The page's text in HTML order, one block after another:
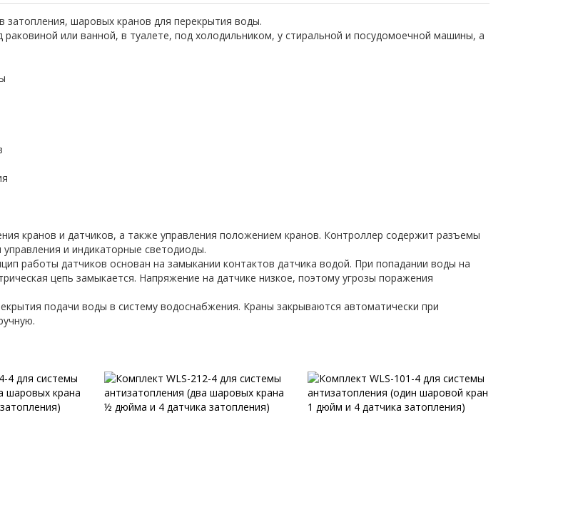
затопления, шаровых кранов для перекрытия воды.
или ванной, в туалете, под холодильником, у стиральной и посудомоечной машины, а
кранов и датчиков, а также управления положением кранов. Контроллер содержит разъемы
и индикаторные светодиоды.
работы датчиков основан на замыкании контактов датчика водой. При попадании воды на
цепь замыкается. Напряжение на датчике низкое, поэтому угрозы поражения
подачи воды в систему водоснабжения. Краны закрываются автоматически при